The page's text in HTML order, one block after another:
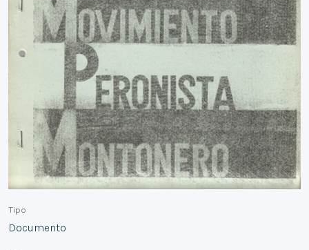
Tipo
Documento